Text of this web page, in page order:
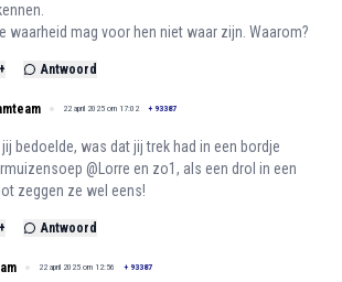
waarheid mag voor hen niet waar zijn. Waarom?
+ Antwoord
22 april 2025 om 17:02 + 93387
bedoelde, was dat jij trek had in een bordje
@Lorre en zo1, als een drol in een
zeggen ze wel eens!
+ Antwoord
22 april 2025 om 12:56 + 93387